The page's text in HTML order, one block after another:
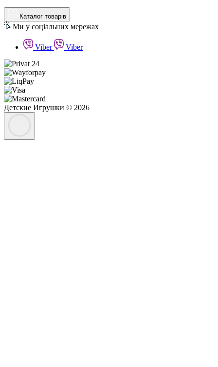
Каталог товарів
Ми у соціальних мережах
Viber Viber
Детские Игрушки © 2026